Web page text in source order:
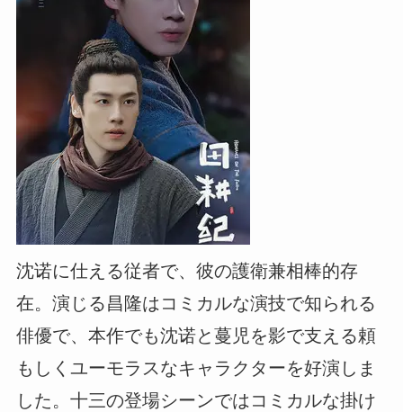
沈诺に仕える従者で、彼の護衛兼相棒的存
在。演じる昌隆はコミカルな演技で知られる
俳優で、本作でも沈诺と蔓児を影で支える頼
もしくユーモラスなキャラクターを好演しま
した。十三の登場シーンではコミカルな掛け